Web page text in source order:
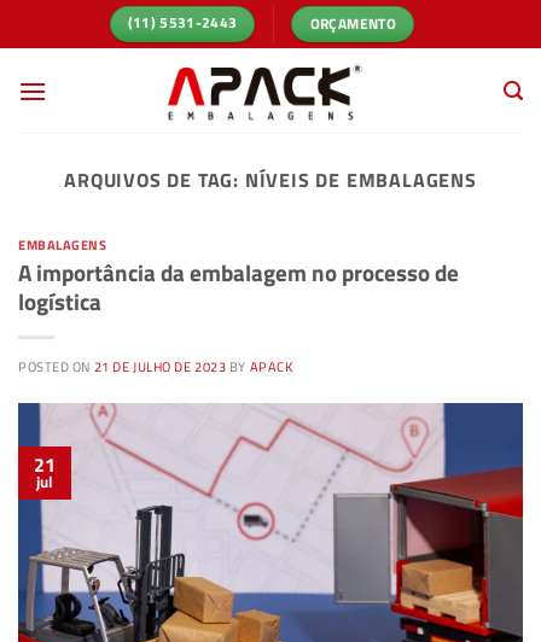
to
(11) 5531-2443 ORÇAMENTO
ARQUIVOS DE TAG: NÍVEIS DE EMBALAGENS
EMBALAGENS
A importância da embalagem no processo de
logística
POSTED ON 21 DE JULHO DE 2023 BY APACK
21
jul